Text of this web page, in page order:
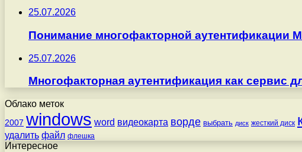
25.07.2026
Понимание многофакторной аутентификации
25.07.2026
Многофакторная аутентификация как сервис
Облако меток
2007 windows word видеокарта ворде выбрать диск жесткий диск
удалить файл флешка
Интересное